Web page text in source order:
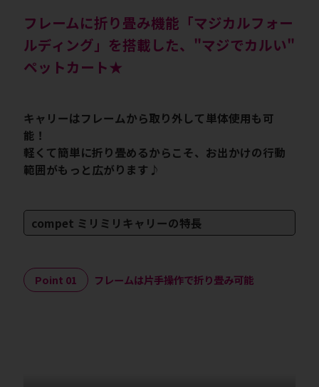
フレームに折り畳み機能「マジカルフォー
ルディング」を搭載した、"マジでカルい"
ペットカート★
キャリーはフレームから取り外して単体使用も可
能！
軽くて簡単に折り畳めるからこそ、お出かけの行動
範囲がもっと広がります♪
compet ミリミリキャリーの特長
Point 01 フレームは片手操作で折り畳み可能